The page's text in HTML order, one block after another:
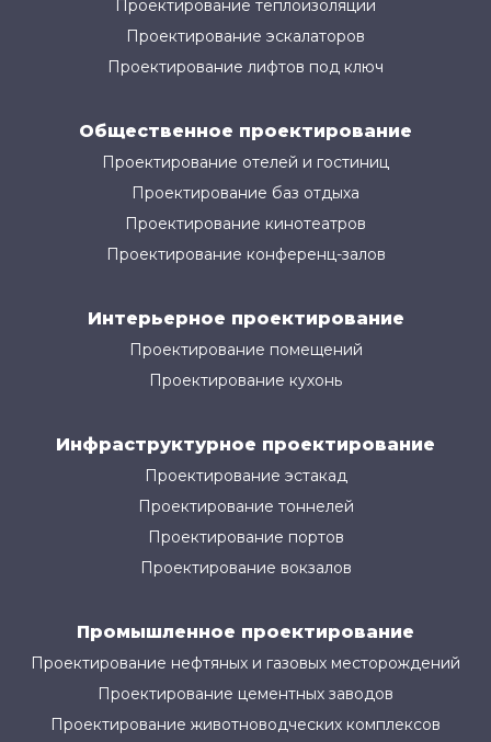
Проектирование теплоизоляции
Проектирование эскалаторов
Проектирование лифтов под ключ
Общественное проектирование
Проектирование отелей и гостиниц
Проектирование баз отдыха
Проектирование кинотеатров
Проектирование конференц-залов
Интерьерное проектирование
Проектирование помещений
Проектирование кухонь
Инфраструктурное проектирование
Проектирование эстакад
Проектирование тоннелей
Проектирование портов
Проектирование вокзалов
Промышленное проектирование
Проектирование нефтяных и газовых месторождений
Проектирование цементных заводов
Проектирование животноводческих комплексов